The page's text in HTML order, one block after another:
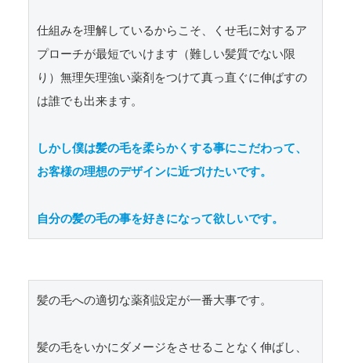
仕組みを理解しているからこそ、くせ毛に対するア
プローチが最短でいけます（難しい髪質でない限
り）無理矢理強い薬剤をつけて真っ直ぐに伸ばすの
は誰でも出来ます。
しかし僕は髪の毛を柔らかくする事にこだわって、
お客様の理想のデザインに近づけたいです。
自分の髪の毛の事を好きになって欲しいです。
髪の毛への適切な薬剤設定が一番大事です。
髪の毛をいかにダメージをさせることなく伸ばし、